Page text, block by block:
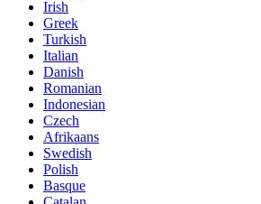
Irish
Greek
Turkish
Italian
Danish
Romanian
Indonesian
Czech
Afrikaans
Swedish
Polish
Basque